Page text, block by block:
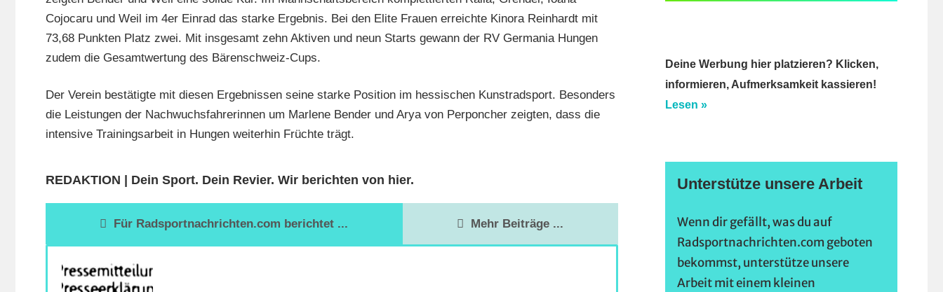
Cojocaru und Weil im 4er Einrad das starke Ergebnis. Bei den Elite Frauen erreichte Kinora Reinhardt mit
73,68 Punkten Platz zwei. Mit insgesamt zehn Aktiven und neun Starts gewann der RV Germania Hungen
zudem die Gesamtwertung des Bärenschweiz-Cups.
Der Verein bestätigte mit diesen Ergebnissen seine starke Position im hessischen Kunstradsport. Besonders
die Leistungen der Nachwuchsfahrerinnen um Marlene Bender und Arya von Perponcher zeigten, dass die
intensive Trainingsarbeit in Hungen weiterhin Früchte trägt.
REDAKTION | Dein Sport. Dein Revier. Wir berichten von hier.
Für Radsportnachrichten.com berichtet ... Mehr Beiträge ...
Deine Werbung hier platzieren? Klicken,
informieren, Aufmerksamkeit kassieren!
Lesen »
Unterstütze unsere Arbeit
Wenn dir gefällt, was du auf
Radsportnachrichten.com geboten
bekommst, unterstütze unsere
Arbeit mit einem kleinen